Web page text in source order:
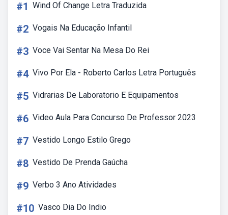
#1 Wind Of Change Letra Traduzida
#2 Vogais Na Educação Infantil
#3 Voce Vai Sentar Na Mesa Do Rei
#4 Vivo Por Ela - Roberto Carlos Letra Português
#5 Vidrarias De Laboratorio E Equipamentos
#6 Video Aula Para Concurso De Professor 2023
#7 Vestido Longo Estilo Grego
#8 Vestido De Prenda Gaúcha
#9 Verbo 3 Ano Atividades
#10 Vasco Dia Do Indio